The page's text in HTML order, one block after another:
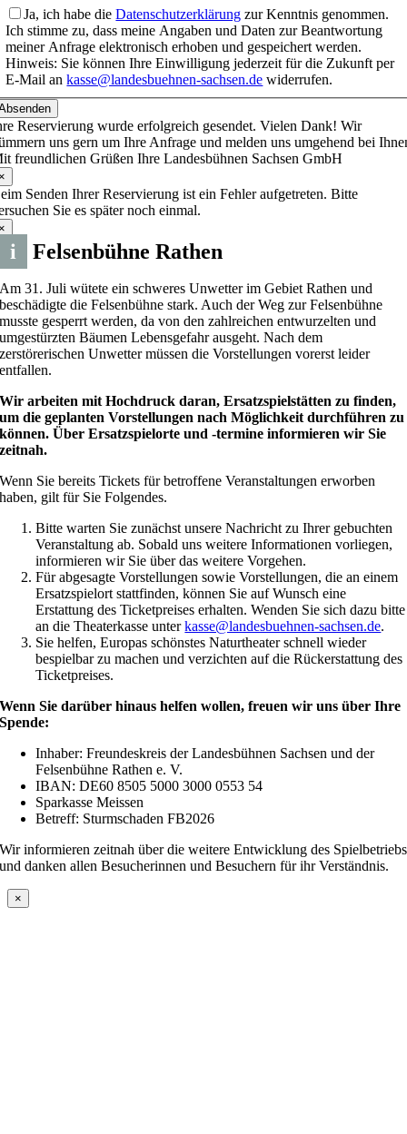
Ja, ich habe dieDatenschutzerklärung zur Kenntnis genommen.
Ich stimme zu, dass meine Angaben und Daten zur Beantwortung
meiner Anfrage elektronisch erhoben und gespeichert werden.
Hinweis: Sie können Ihre Einwilligung jederzeit für die Zukunft per
E-Mail ankasse@landesbuehnen-sachsen.de widerrufen.
Reservierung wurde erfolgreich gesendet. Vielen Dank! Wir
uns gern um Ihre Anfrage und melden uns umgehend bei
freundlichen Grüßen Ihre Landesbühnen Sachsen GmbH
Senden Ihrer Reservierung ist ein Fehler aufgetreten. Bitte
Sie es später noch einmal.
i Felsenbühne Rathen
Am 31. Juli wütete ein schweres Unwetter im Gebiet Rathen und
beschädigte die Felsenbühne stark. Auch der Weg zur Felsenbühne
musste gesperrt werden, da von den zahlreichen entwurzelten und
umgestürzten Bäumen Lebensgefahr ausgeht. Nach dem
zerstörerischen Unwetter müssen die Vorstellungen vorerst leider
entfallen.
Wir arbeiten mit Hochdruck daran, Ersatzspielstätten zu finden,
um die geplanten Vorstellungen nach Möglichkeit durchführen zu
können. Über Ersatzspielorte und -termine informieren wir Sie
zeitnah.
Wenn Sie bereits Tickets für betroffene Veranstaltungen erworben
haben, gilt für Sie Folgendes.
Bitte warten Sie zunächst unsere Nachricht zu Ihrer gebuchten
Veranstaltung ab. Sobald uns weitere Informationen vorliegen,
informieren wir Sie über das weitere Vorgehen.
Für abgesagte Vorstellungen sowie Vorstellungen, die an einem
Ersatzspielort stattfinden, können Sie auf Wunsch eine
Erstattung des Ticketpreises erhalten. Wenden Sie sich dazu bitte
an die Theaterkasse unterkasse@landesbuehnen-sachsen.de.
Sie helfen, Europas schönstes Naturtheater schnell wieder
bespielbar zu machen und verzichten auf die Rückerstattung des
Ticketpreises.
Wenn Sie darüber hinaus helfen wollen, freuen wir uns über Ihre
Spende:
Inhaber: Freundeskreis der Landesbühnen Sachsen und der
Felsenbühne Rathen e. V.
IBAN: DE60 8505 5000 3000 0553 54
Sparkasse Meissen
Betreff: Sturmschaden FB2026
Wir informieren zeitnah über die weitere Entwicklung des Spielbetriebs
und danken allen Besucherinnen und Besuchern für ihr Verständnis.
×